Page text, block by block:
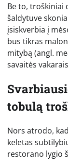
Be to, troškiniai
šaldytuve
įsiskverbia į
bus tikras
mitybą (angl.
savaitės
tobulą
Nors atrodo,
keletas
restorano lygio